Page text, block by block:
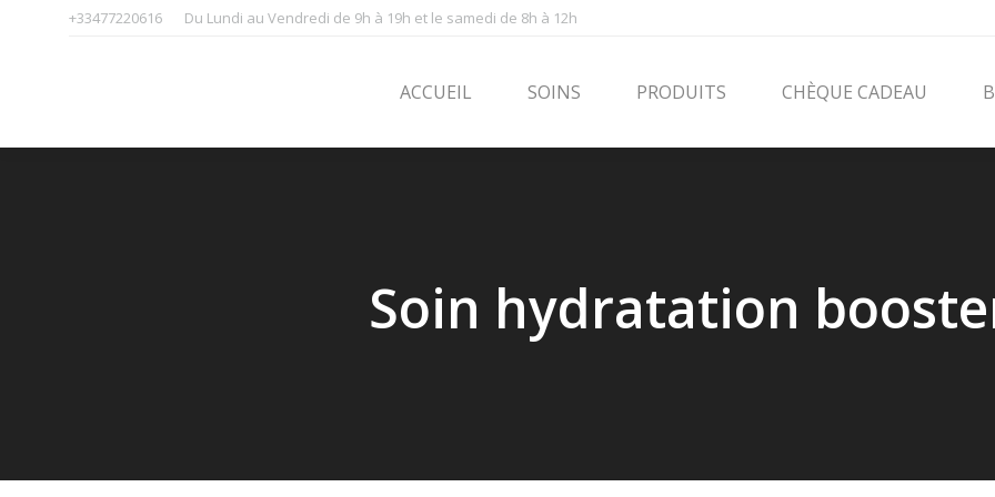
+33477220616 Du Lundi au Vendredi de 9h à 19h et le samedi de 8h à 12h
ACCUEIL SOINS PRODUITS CHÈQUE CADEAU
Soin hydratation